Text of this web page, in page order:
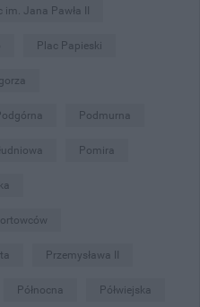
im. Jana Pawła II
Plac Papieski
Podmurna
Pomira
Przemysława II
Północna Półwiejska